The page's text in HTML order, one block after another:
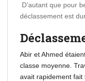
D’autant que pour
déclassement est
Abir et Ahmed
classe moyenne.
avait rapidement fait